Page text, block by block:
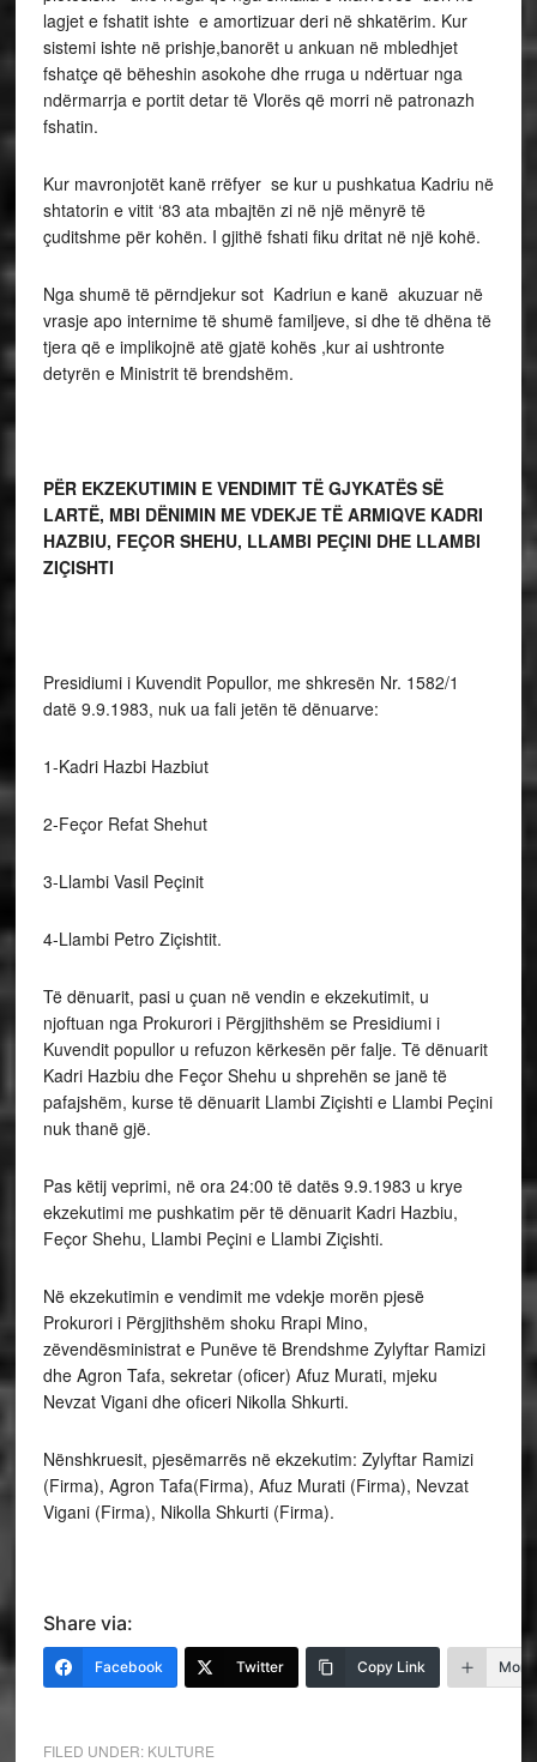
lagjet e fshatit ishte e amortizuar deri në shkatërim. Kur
sistemi ishte në prishje,banorët u ankuan në mbledhjet
fshatçe që bëheshin asokohe dhe rruga u ndërtuar nga
ndërmarrja e portit detar të Vlorës që morri në patronazh
fshatin.
Kur mavronjotët kanë rrëfyer se kur u pushkatua Kadriu në
shtatorin e vitit ‘83 ata mbajtën zi në një mënyrë të
çuditshme për kohën. I gjithë fshati fiku dritat në një kohë.
Nga shumë të përndjekur sot Kadriun e kanë akuzuar në
vrasje apo internime të shumë familjeve, si dhe të dhëna të
tjera që e implikojnë atë gjatë kohës ,kur ai ushtronte
detyrën e Ministrit të brendshëm.
PËR EKZEKUTIMIN E VENDIMIT TË GJYKATËS SË
LARTË, MBI DËNIMIN ME VDEKJE TË ARMIQVE KADRI
HAZBIU, FEÇOR SHEHU, LLAMBI PEÇINI DHE LLAMBI
ZIÇISHTI
Presidiumi i Kuvendit Popullor, me shkresën Nr. 1582/1
datë 9.9.1983, nuk ua fali jetën të dënuarve:
1-Kadri Hazbi Hazbiut
2-Feçor Refat Shehut
3-Llambi Vasil Peçinit
4-Llambi Petro Ziçishtit.
Të dënuarit, pasi u çuan në vendin e ekzekutimit, u
njoftuan nga Prokurori i Përgjithshëm se Presidiumi i
Kuvendit popullor u refuzon kërkesën për falje. Të dënuarit
Kadri Hazbiu dhe Feçor Shehu u shprehën se janë të
pafajshëm, kurse të dënuarit Llambi Ziçishti e Llambi Peçini
nuk thanë gjë.
Pas këtij veprimi, në ora 24:00 të datës 9.9.1983 u krye
ekzekutimi me pushkatim për të dënuarit Kadri Hazbiu,
Feçor Shehu, Llambi Peçini e Llambi Ziçishti.
Në ekzekutimin e vendimit me vdekje morën pjesë
Prokurori i Përgjithshëm shoku Rrapi Mino,
zëvendësministrat e Punëve të Brendshme Zylyftar Ramizi
dhe Agron Tafa, sekretar (oficer) Afuz Murati, mjeku
Nevzat Vigani dhe oficeri Nikolla Shkurti.
Nënshkruesit, pjesëmarrës në ekzekutim: Zylyftar Ramizi
(Firma), Agron Tafa(Firma), Afuz Murati (Firma), Nevzat
Vigani (Firma), Nikolla Shkurti (Firma).
Share via:
Facebook Twitter Copy Link More
FILED UNDER: KULTURE